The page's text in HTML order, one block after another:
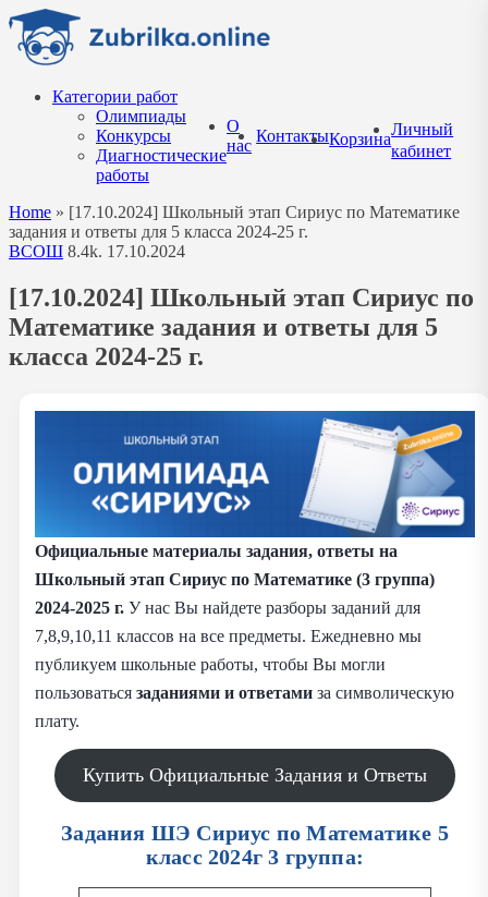
Перейти
содержанию
Категории работ
Олимпиады
Конкурсы
Диагностические
работы
О
нас
КонтактыКорзина
Личный
кабинет
Home » [17.10.2024] Школьный этап Сириус по Математике
задания и ответы для 5 класса 2024-25 г.
ВСОШ 8.4k. 17.10.2024
[17.10.2024] Школьный этап Сириус по
Математике задания и ответы для 5
класса 2024-25 г.
Официальные материалы задания, ответы на
Школьный этап Сириус по Математике (3 группа)
2024-2025 г. У нас Вы найдете разборы заданий для
7,8,9,10,11 классов на все предметы. Ежедневно мы
публикуем школьные работы, чтобы Вы могли
пользоваться заданиями и ответами за символическую
плату.
Купить Официальные Задания и Ответы
Задания ШЭ Сириус по Математике 5
класс 2024г 3 группа: